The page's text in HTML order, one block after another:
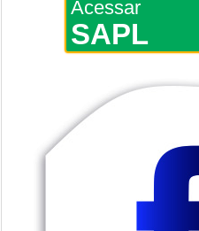
Acessar
SAPL